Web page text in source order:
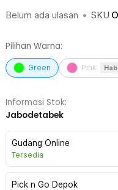
Belum ada ulasan • SKU
Pilihan Warna:
Green Pink
Informasi Stok:
Jabodetabek
Gudang Online
Tersedia
Pick n Go Depok